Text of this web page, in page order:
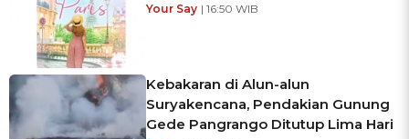
Your Say | 16:50 WIB
Kebakaran di Alun-alun
Suryakencana, Pendakian Gunung
Gede Pangrango Ditutup Lima Hari